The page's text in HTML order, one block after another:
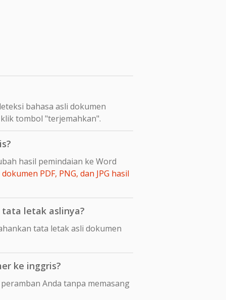
bahasa asli dokumen
tombol "terjemahkan".
hasil pemindaian ke Word
PDF, PNG, dan JPG hasil
letak aslinya?
tata letak asli dokumen
ke inggris?
Anda tanpa memasang